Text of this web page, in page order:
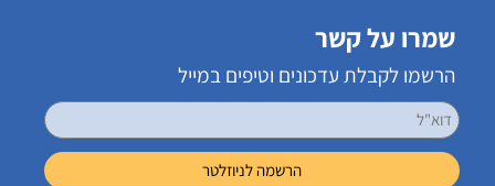
שמרו על קשר
הרשמו לקבלת עדכונים וטיפים במייל